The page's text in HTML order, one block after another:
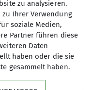
und
dass ich
wiederrufen
zu analysieren.
Ihrer Verwendung
soziale Medien,
Partner führen diese
Daten
haben oder die sie
gesammelt haben.